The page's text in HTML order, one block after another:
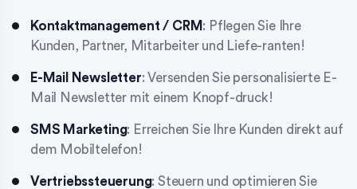
Kontaktmanagement / CRM : Pflegen Sie Ihre
Kunden, Partner, Mitarbeiter und Liefe-ranten!
E-Mail Newsletter: Versenden Sie personalisierte E-
Mail Newsletter mit einem Knopf-druck!
SMS Marketing: Erreichen Sie Ihre Kunden direkt auf
dem Mobiltelefon!
Vertriebssteuerung: Steuern und optimieren Sie